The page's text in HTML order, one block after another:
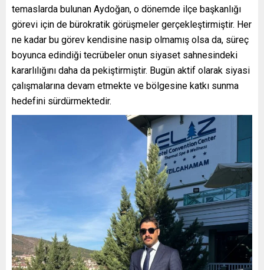
temaslarda bulunan Aydoğan, o dönemde ilçe başkanlığı
görevi için de bürokratik görüşmeler gerçekleştirmiştir. Her
ne kadar bu görev kendisine nasip olmamış olsa da, süreç
boyunca edindiği tecrübeler onun siyaset sahnesindeki
kararlılığını daha da pekiştirmiştir. Bugün aktif olarak siyasi
çalışmalarına devam etmekte ve bölgesine katkı sunma
hedefini sürdürmektedir.